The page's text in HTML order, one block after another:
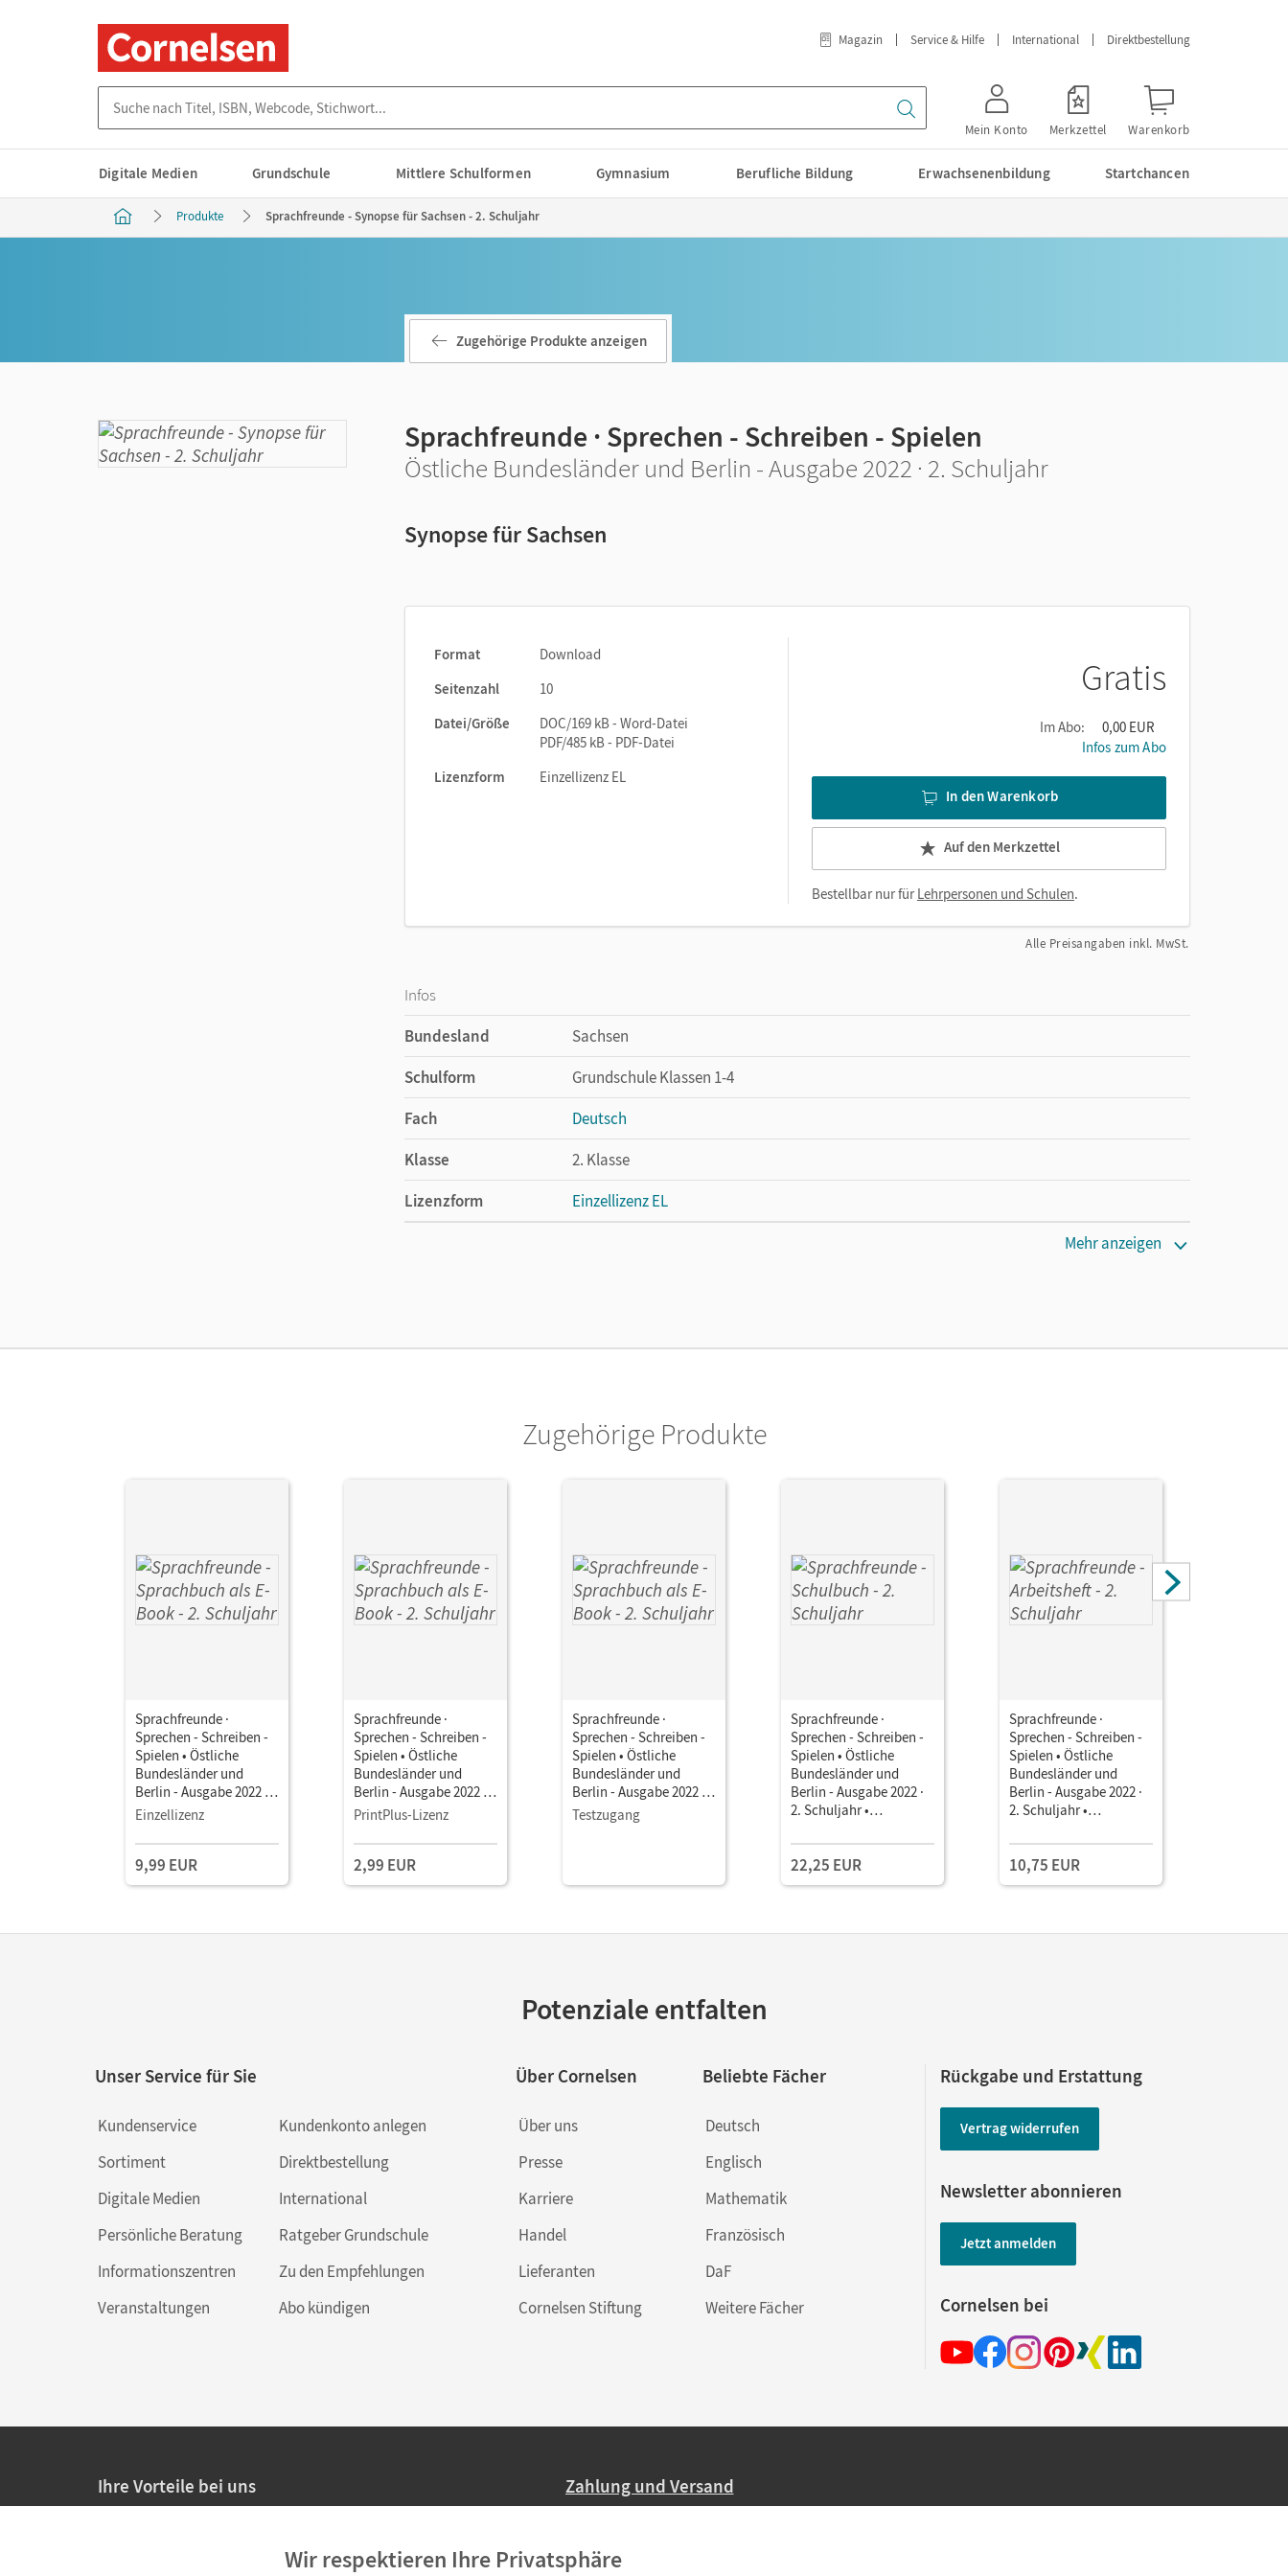
Magazin Service & Hilfe International Direktbestellung
Mein Konto Merkzettel Warenkorb
Digitale Medien Grundschule Mittlere Schulformen Gymnasium Berufliche Bildung Erwachsenenbildung Startchancen
Produkte Sprachfreunde - Synopse für Sachsen - 2. Schuljahr
Zugehörige Produkte anzeigen
Sprachfreunde · Sprechen - Schreiben - Spielen
Östliche Bundesländer und Berlin - Ausgabe 2022 · 2. Schuljahr
Synopse für Sachsen
Format
Download
Seitenzahl
10
Datei/Größe
DOC/169 kB - Word-Datei
PDF/485 kB - PDF-Datei
Lizenzform
Einzellizenz EL
Gratis
Im Abo:
0,00 EUR
Infos zum Abo
In den Warenkorb
Auf den Merkzettel
Bestellbar nur fürLehrpersonen und Schulen.
Alle Preisangaben inkl. MwSt.
Infos
Bundesland
Sachsen
Schulform
Grundschule Klassen 1-4
Fach
Deutsch
Klasse
2. Klasse
Lizenzform
Einzellizenz EL
Mehr anzeigen
Zugehörige Produkte
Sprachfreunde ·
Sprechen - Schreiben -
Spielen • Östliche
Bundesländer und
Berlin - Ausgabe 2022 ·
2. Schuljahr •
Mit Medien
Einzellizenz
9,99 EUR
Sprachfreunde ·
Sprechen - Schreiben -
Spielen • Östliche
Bundesländer und
Berlin - Ausgabe 2022 ·
2. Schuljahr •
Mit Medien
PrintPlus-Lizenz
2,99 EUR
Sprachfreunde ·
Sprechen - Schreiben -
Spielen • Östliche
Bundesländer und
Berlin - Ausgabe 2022 ·
2. Schuljahr •
Sprachbuch als E-Book
Testzugang
Sprachfreunde ·
Sprechen - Schreiben -
Spielen • Östliche
Bundesländer und
Berlin - Ausgabe 2022 ·
2. Schuljahr •
Lernentwicklungsheft,
Merktafel und
BuchTaucher-App
22,25 EUR
Sprachfreunde ·
Sprechen - Schreiben -
Spielen • Östliche
Bundesländer und
Berlin - Ausgabe 2022 ·
2. Schuljahr •
Grundschrift mit
Lernstandserhebungen
10,75 EUR
Potenziale entfalten
Unser Service für Sie
Kundenservice
Sortiment
Digitale Medien
Persönliche Beratung
Informationszentren
Veranstaltungen
Kundenkonto anlegen
Direktbestellung
International
Ratgeber Grundschule
Zu den Empfehlungen
Abo kündigen
Über Cornelsen
Über uns
Presse
Karriere
Handel
Lieferanten
Cornelsen Stiftung
Beliebte Fächer
Deutsch
Englisch
Mathematik
Französisch
DaF
Weitere Fächer
Rückgabe und Erstattung
Vertrag widerrufen
Newsletter abonnieren
Jetzt anmelden
Cornelsen bei
Ihre Vorteile bei uns Zahlung und Versand
Ab 59,– EUR Bestellwert liefern wir versandkostenfrei innerhalb Deutschlands
Wir respektieren Ihre Privatsphäre